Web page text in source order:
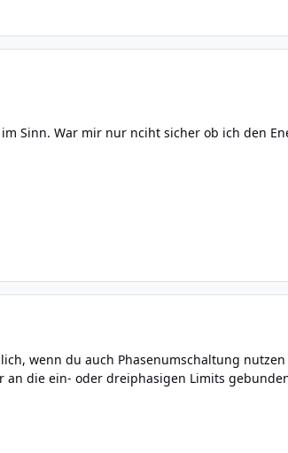
Sinn. War mir nur nciht sicher ob ich den
wenn du auch Phasenumschaltung
an die ein- oder dreiphasigen Limits